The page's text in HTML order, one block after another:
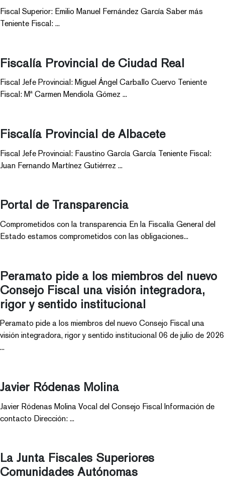
Fiscal Superior: Emilio Manuel Fernández García Saber más
Teniente Fiscal: ...
Fiscalía Provincial de Ciudad Real
Fiscal Jefe Provincial: Miguel Ángel Carballo Cuervo Teniente
Fiscal: Mª Carmen Mendiola Gómez ...
Fiscalía Provincial de Albacete
Fiscal Jefe Provincial: Faustino García García Teniente Fiscal:
Juan Fernando Martínez Gutiérrez ...
Portal de Transparencia
Comprometidos con la transparencia En la Fiscalía General del
Estado estamos comprometidos con las obligaciones...
Peramato pide a los miembros del nuevo
Consejo Fiscal una visión integradora,
rigor y sentido institucional
Peramato pide a los miembros del nuevo Consejo Fiscal una
visión integradora, rigor y sentido institucional 06 de julio de 2026
...
Javier Ródenas Molina
Javier Ródenas Molina Vocal del Consejo Fiscal Información de
contacto Dirección: ...
La Junta Fiscales Superiores
Comunidades Autónomas